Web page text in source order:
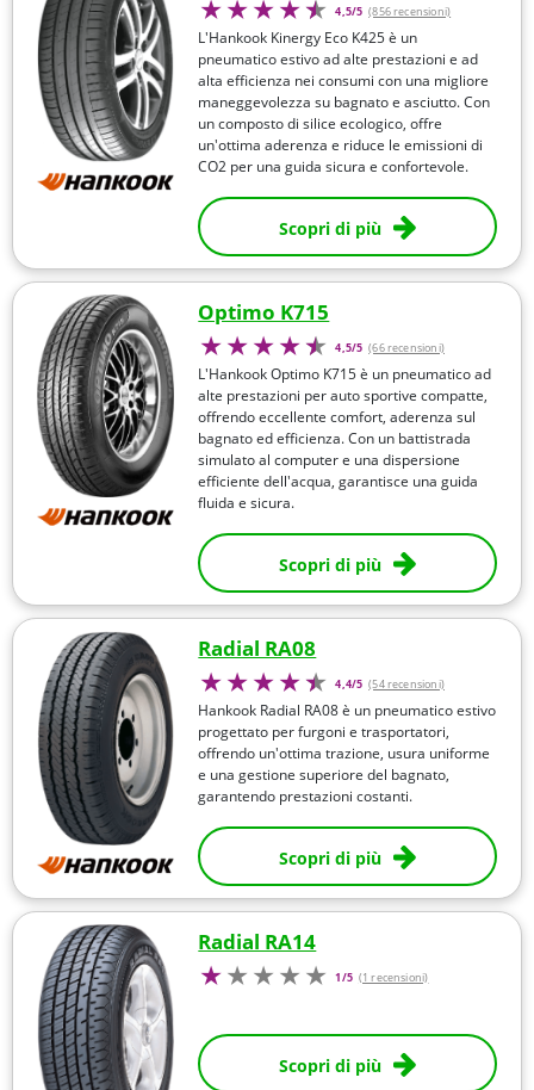
4,5/5 (856 recensioni)
L'Hankook Kinergy Eco K425 è un
pneumatico estivo ad alte prestazioni e ad
alta efficienza nei consumi con una migliore
maneggevolezza su bagnato e asciutto. Con
un composto di silice ecologico, offre
un'ottima aderenza e riduce le emissioni di
CO2 per una guida sicura e confortevole.
Scopri di più
Optimo K715
4,5/5 (66 recensioni)
L'Hankook Optimo K715 è un pneumatico ad
alte prestazioni per auto sportive compatte,
offrendo eccellente comfort, aderenza sul
bagnato ed efficienza. Con un battistrada
simulato al computer e una dispersione
efficiente dell'acqua, garantisce una guida
fluida e sicura.
Scopri di più
Radial RA08
4,4/5 (54 recensioni)
Hankook Radial RA08 è un pneumatico estivo
progettato per furgoni e trasportatori,
offrendo un'ottima trazione, usura uniforme
e una gestione superiore del bagnato,
garantendo prestazioni costanti.
Scopri di più
Radial RA14
1/5 (1 recensioni)
Scopri di più